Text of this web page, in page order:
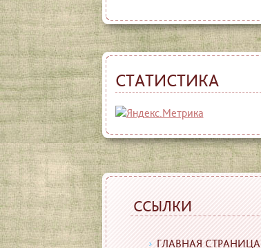
СТАТИСТИКА
ССЫЛКИ
ГЛАВНАЯ СТРАНИЦА